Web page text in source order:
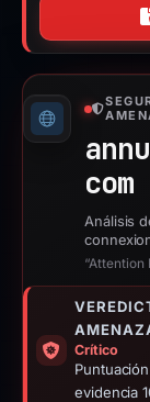
com
Análisis
“Attention
Crítico
evidencia